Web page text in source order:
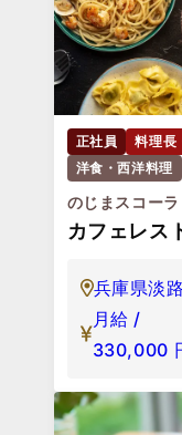
正社員 料理長
洋食・西洋料理
のじまスコーラ
カフェレス
兵庫県淡
月給 /
330,000